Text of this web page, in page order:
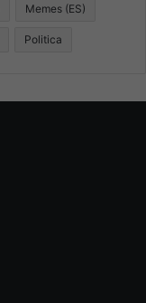
Memes (ES)
Politica